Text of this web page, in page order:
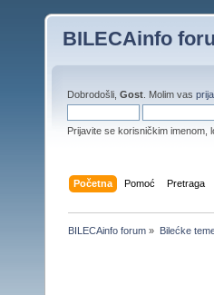
BILECAinfo
Dobrodošli, Gost . Molim vas
Prijavite se korisničkim imenom,
Početna Pomoć Pretraga
BILECAinfo forum » Bilećke